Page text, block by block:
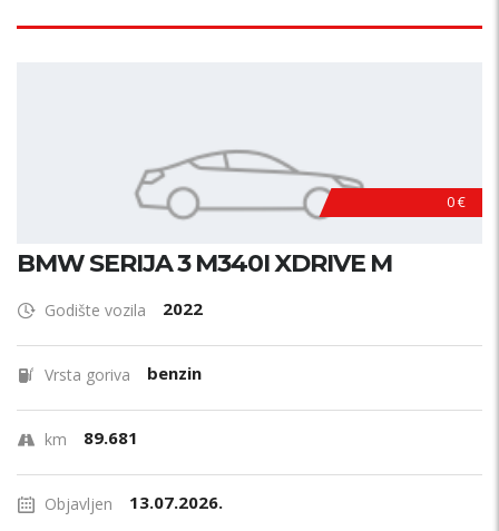
0 €
BMW SERIJA 3 M340I XDRIVE M
Godište vozila 2022
Vrsta goriva benzin
km 89.681
Objavljen 13.07.2026.